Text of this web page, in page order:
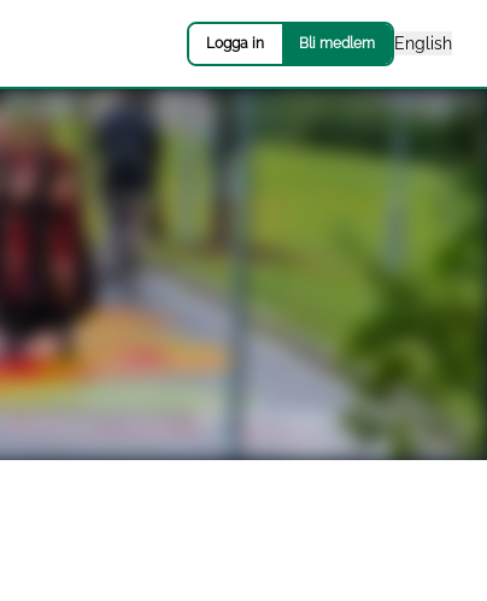
Logga in Bli medlem English